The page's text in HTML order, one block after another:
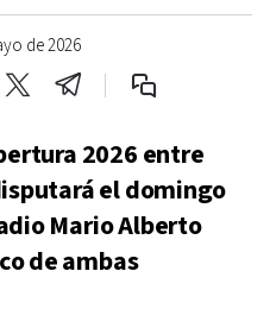
de 2026
2026 entre
el domingo
Mario Alberto
de ambas